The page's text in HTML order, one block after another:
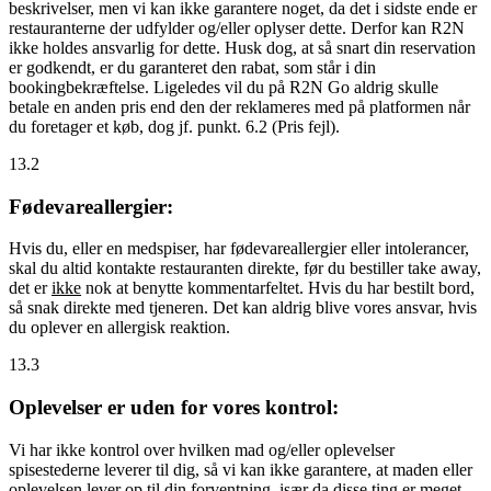
beskrivelser, men vi kan ikke garantere noget, da det i sidste ende er
restauranterne der udfylder og/eller oplyser dette. Derfor kan R2N
ikke holdes ansvarlig for dette. Husk dog, at så snart din reservation
er godkendt, er du garanteret den rabat, som står i din
bookingbekræftelse. Ligeledes vil du på R2N Go aldrig skulle
betale en anden pris end den der reklameres med på platformen når
du foretager et køb, dog jf. punkt. 6.2 (Pris fejl).
13.2
Fødevareallergier:
Hvis du, eller en medspiser, har fødevareallergier eller intolerancer,
skal du altid kontakte restauranten direkte, før du bestiller take away,
det erikke nok at benytte kommentarfeltet. Hvis du har bestilt bord,
så snak direkte med tjeneren. Det kan aldrig blive vores ansvar, hvis
du oplever en allergisk reaktion.
13.3
Oplevelser er uden for vores kontrol:
Vi har ikke kontrol over hvilken mad og/eller oplevelser
spisestederne leverer til dig, så vi kan ikke garantere, at maden eller